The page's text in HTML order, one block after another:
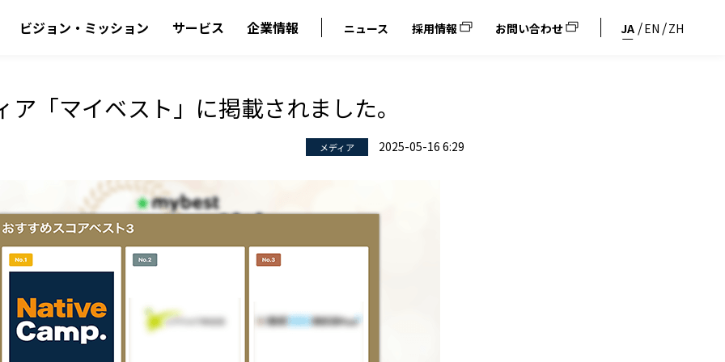
ビジョン・ミッション サービス 企業情報 ニュース 採用情報 お問い合わせ JA EN ZH
ア「マイベスト」に掲載されました。
メディア 2025-05-16 6:29